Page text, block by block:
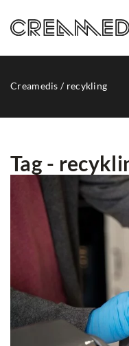
Creamedis / recykling
Tag -